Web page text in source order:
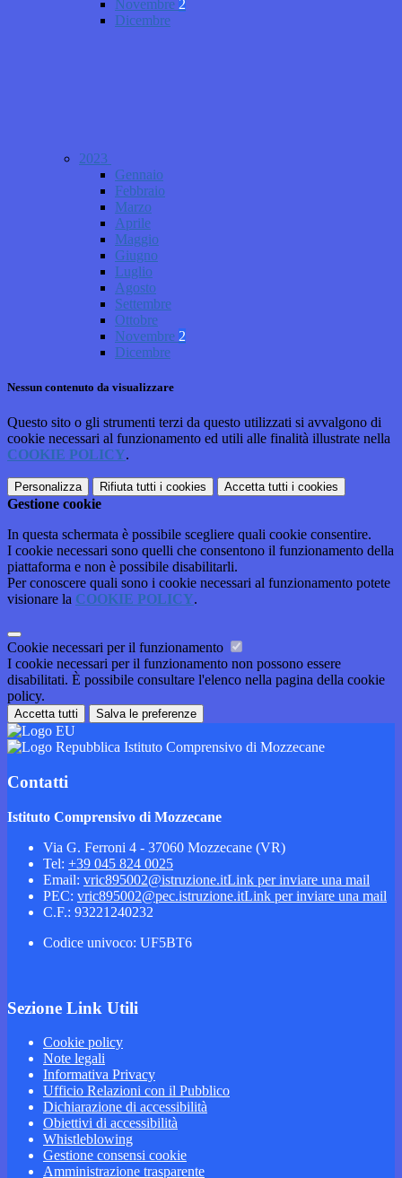
Novembre 2
Dicembre
2023
Gennaio
Febbraio
Marzo
Aprile
Maggio
Giugno
Luglio
Agosto
Settembre
Ottobre
Novembre 2
Dicembre
Nessun contenuto da visualizzare
Questo sito o gli strumenti terzi da questo utilizzati si avvalgono di
cookie necessari al funzionamento ed utili alle finalità illustrate nella
COOKIE POLICY.
Personalizza Rifiuta tutti i cookies Accetta tutti i cookies
Gestione cookie
In questa schermata è possibile scegliere quali cookie consentire.
I cookie necessari sono quelli che consentono il funzionamento della
piattaforma e non è possibile disabilitarli.
Per conoscere quali sono i cookie necessari al funzionamento potete
visionare la COOKIE POLICY.
Cookie necessari per il funzionamento
I cookie necessari per il funzionamento non possono essere
disabilitati. È possibile consultare l'elenco nella pagina della cookie
policy.
Accetta tutti Salva le preferenze
Istituto Comprensivo di Mozzecane
Contatti
Istituto Comprensivo di Mozzecane
Via G. Ferroni 4 - 37060 Mozzecane (VR)
Tel: +39 045 824 0025
Email: vric895002@istruzione.itLink per inviare una mail
PEC: vric895002@pec.istruzione.itLink per inviare una mail
C.F.: 93221240232
Codice univoco: UF5BT6
Sezione Link Utili
Cookie policy
Note legali
Informativa Privacy
Ufficio Relazioni con il Pubblico
Dichiarazione di accessibilità
Obiettivi di accessibilità
Whistleblowing
Gestione consensi cookie
Amministrazione trasparente